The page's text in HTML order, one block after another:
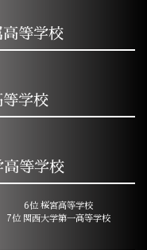
等学校
等学校
高等学校
6位 桜宮高等学校
7位 関西大学第一高等学校